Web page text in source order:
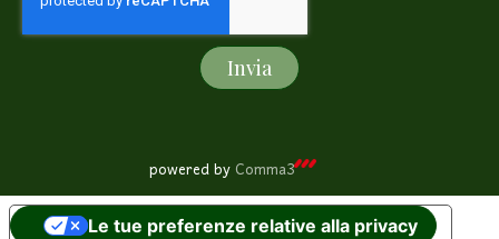
Invia
powered byComma3
Le tue preferenze relative alla privacy